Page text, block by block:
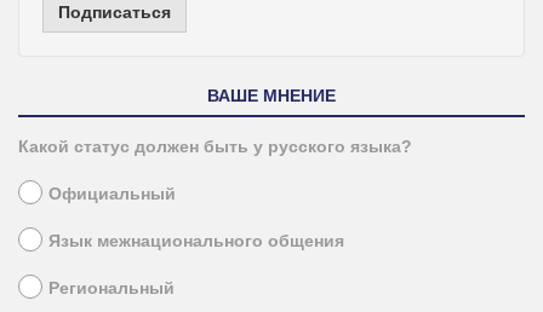
Подписаться
ВАШЕ МНЕНИЕ
Какой статус должен быть у русского языка?
Официальный
Язык межнационального общения
Региональный